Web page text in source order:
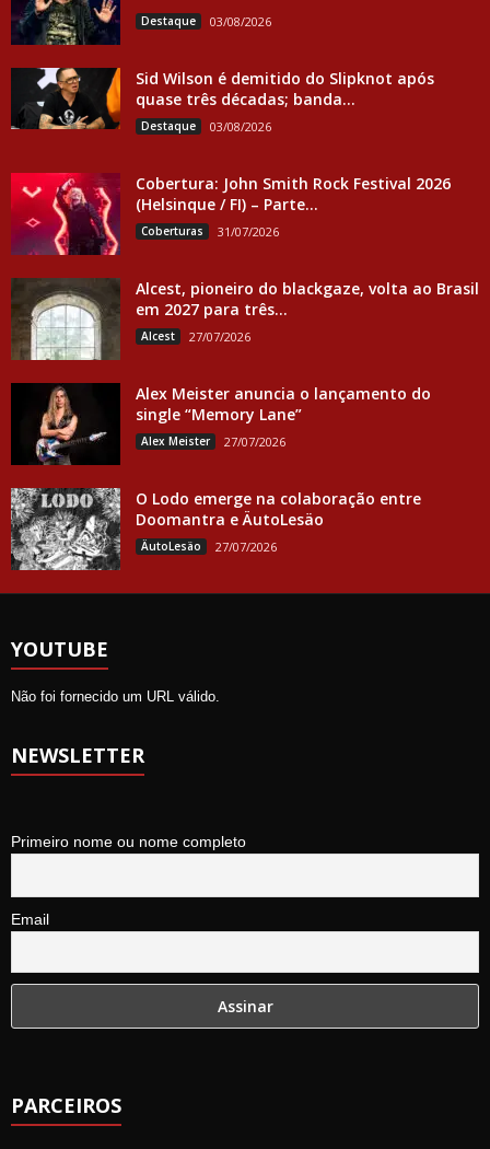
Destaque 03/08/2026
Sid Wilson é demitido do Slipknot após
quase três décadas; banda...
Destaque 03/08/2026
Cobertura: John Smith Rock Festival 2026
(Helsinque / FI) – Parte...
Coberturas 31/07/2026
Alcest, pioneiro do blackgaze, volta ao Brasil
em 2027 para três...
Alcest 27/07/2026
Alex Meister anuncia o lançamento do
single “Memory Lane”
Alex Meister 27/07/2026
O Lodo emerge na colaboração entre
Doomantra e ÄutoLesäo
ÄutoLesäo 27/07/2026
YOUTUBE
Não foi fornecido um URL válido.
NEWSLETTER
Primeiro nome ou nome completo
Email
PARCEIROS